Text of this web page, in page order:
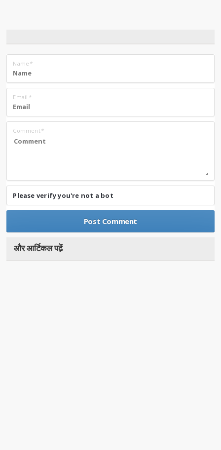
Name *
Email *
Comment*
Please verify you're not a bot
और आर्टिकल पढे़ं